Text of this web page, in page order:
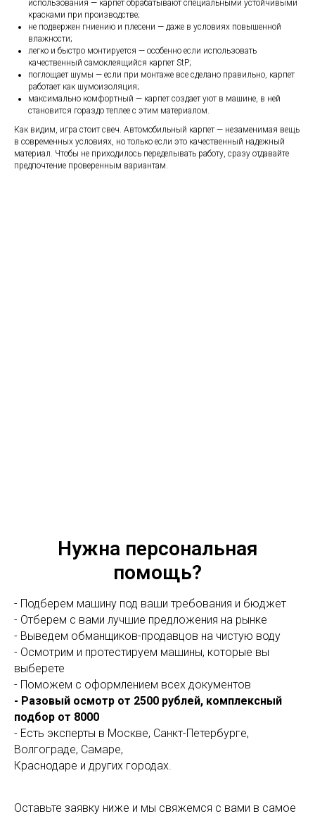
использования — карпет обрабатывают специальными устойчивыми
красками при производстве;
не подвержен гниению и плесени — даже в условиях повышенной
влажности;
легко и быстро монтируется — особенно если использовать
качественный самоклеящийся карпет StP;
поглощает шумы — если при монтаже все сделано правильно, карпет
работает как шумоизоляция;
максимально комфортный — карпет создает уют в машине, в ней
становится гораздо теплее с этим материалом.
Как видим, игра стоит свеч. Автомобильный карпет — незаменимая вещь
в современных условиях, но только если это качественный надежный
материал. Чтобы не приходилось переделывать работу, сразу отдавайте
предпочтение проверенным вариантам.
Нужна персональная
помощь?
- Подберем машину под ваши требования и бюджет
- Отберем с вами лучшие предложения на рынке
- Выведем обманщиков-продавцов на чистую воду
- Осмотрим и протестируем машины, которые вы
выберете
- Поможем с оформлением всех документов
- Разовый осмотр от 2500 рублей, комплексный
подбор от 8000
- Есть эксперты в Москве, Санкт-Петербурге,
Волгограде, Самаре,
Краснодаре и других городах.
Оставьте заявку ниже и мы свяжемся с вами в самое